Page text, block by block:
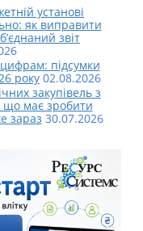
установі
як виправити
звіт
підсумки
року 02.08.2026
закупівель з
що має зробити
зараз 30.07.2026